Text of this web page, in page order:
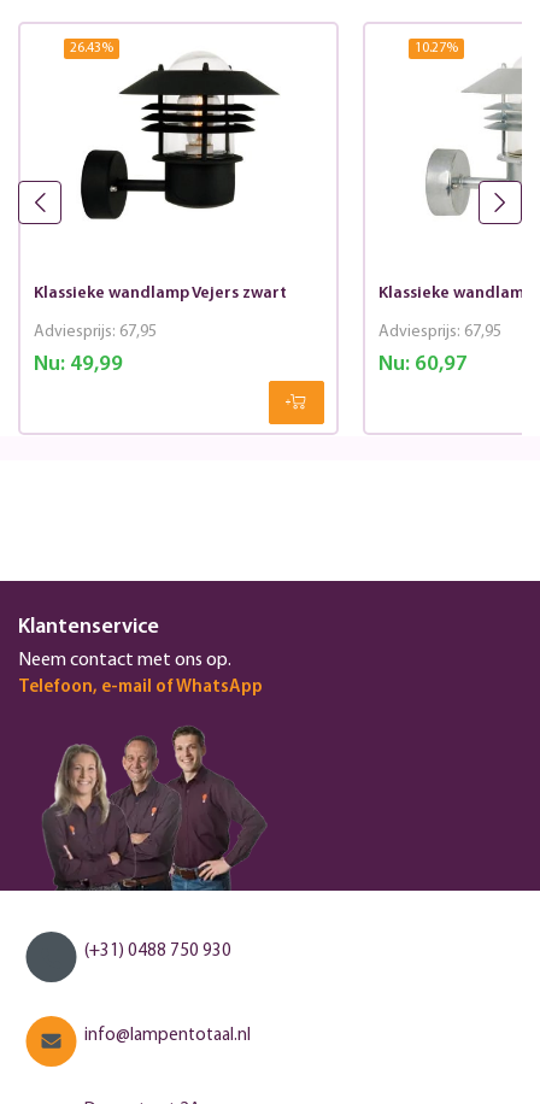
26.43%
Klassieke wandlamp Vejers zwart
Nu:49,99
Adviesprijs: 67,95
10.27%
Klassieke wandlamp
Nu:60,97
Adviesprijs: 67,95
Klantenservice
Neem contact met ons op.
Telefoon, e-mail of WhatsApp
(+31) 0488 750 930
info@lampentotaal.nl